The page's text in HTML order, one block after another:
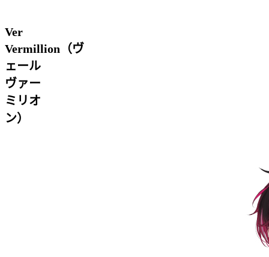
Ver
Vermillion（ヴ
ェール
ヴァー
ミリオ
ン）